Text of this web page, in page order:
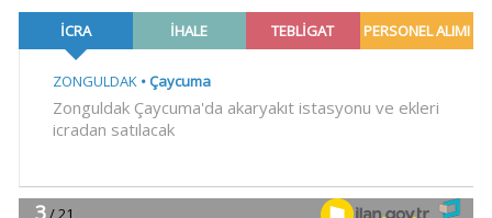
operasyonu! 273 sikke ve 18 obje ele
geçirildi
18:51 Eyüpsultan Meydanı